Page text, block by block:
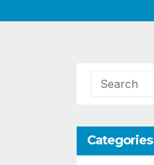
Categories